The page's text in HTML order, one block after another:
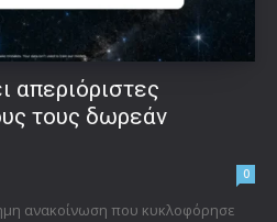
απεριόριστες
τους δωρεάν
0
ανακοίνωση που κυκλοφόρησε